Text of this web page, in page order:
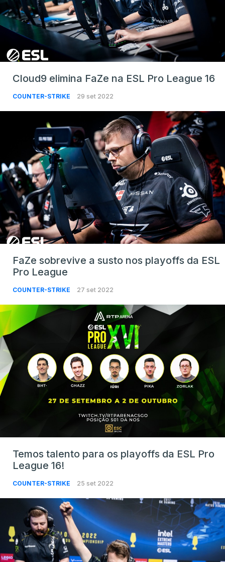
Cloud9 elimina FaZe na ESL Pro League 16
COUNTER-STRIKE 29 set 2022
FaZe sobrevive a susto nos playoffs da ESL
Pro League
COUNTER-STRIKE 27 set 2022
Temos talento para os playoffs da ESL Pro
League 16!
COUNTER-STRIKE 25 set 2022